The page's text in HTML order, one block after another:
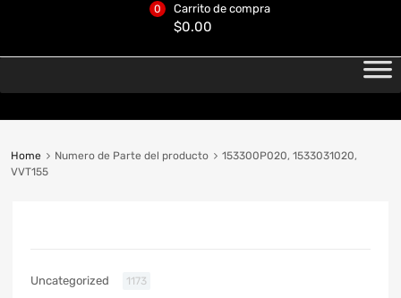
Carrito de compra
$0.00
0
Home Numero de Parte del producto
153300P020, 1533031020,
VVT155
Uncategorized 1173